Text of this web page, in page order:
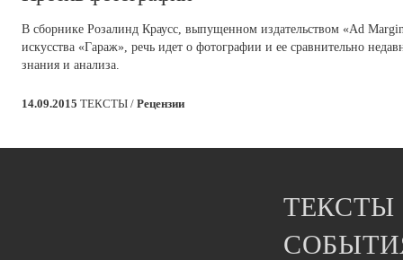
В сборнике Розалинд Краусс, выпущенном издательством «Ad
искусства «Гараж», речь идет о фотографии и ее сравнительно
знания и анализа.
14.09.2015 ТЕКСТЫ / Рецензии
ТЕКСТЫ